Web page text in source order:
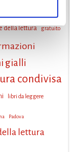
della lettura gratuito
gialli
condivisa
libri da leggere
Padova
lettura